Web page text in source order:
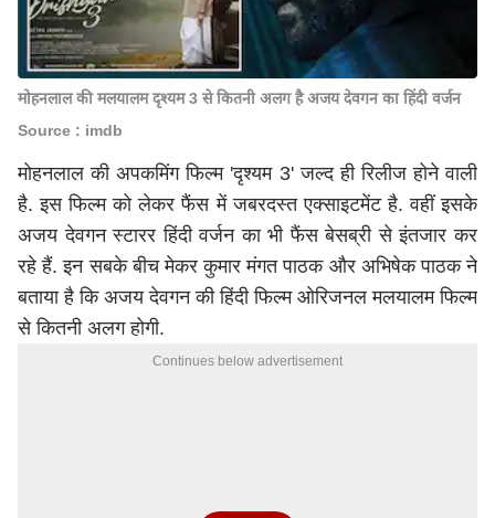
मोहनलाल की मलयालम दृश्यम 3 से कितनी अलग है अजय देवगन का हिंदी वर्जन
Source : imdb
मोहनलाल की अपकमिंग फिल्म 'दृश्यम 3' जल्द ही रिलीज होने वाली
है. इस फिल्म को लेकर फैंस में जबरदस्त एक्साइटमेंट है. वहीं इसके
अजय देवगन स्टारर हिंदी वर्जन का भी फैंस बेसब्री से इंतजार कर
रहे हैं. इन सबके बीच मेकर कुमार मंगत पाठक और अभिषेक पाठक ने
बताया है कि अजय देवगन की हिंदी फिल्म ओरिजनल मलयालम फिल्म
से कितनी अलग होगी.
Continues below advertisement